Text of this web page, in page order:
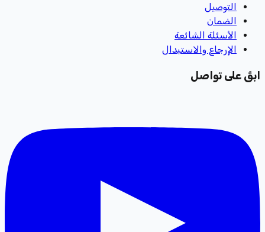
التوصيل
الضمان
الأسئلة الشائعة
الإرجاع والاستبدال
ابقَ على تواصل